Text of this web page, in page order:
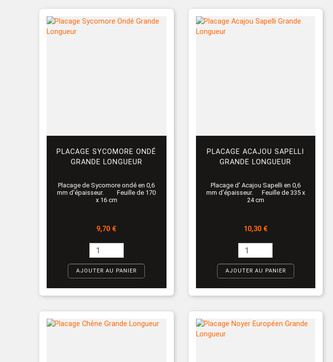
PLACAGE SYCOMORE ONDÉ
GRANDE LONGUEUR
Placage de Sycomore ondé en 0,6
mm d'épaisseur. Feuille de 170
x 16 cm
Prix
9,70 €
AJOUTER AU PANIER
PLACAGE ACAJOU SAPELLI
GRANDE LONGUEUR
Placage d' Acajou Sapelli en 0,6
mm d'épaisseur. Feuille de 335 x
24 cm
Prix
10,30 €
AJOUTER AU PANIER